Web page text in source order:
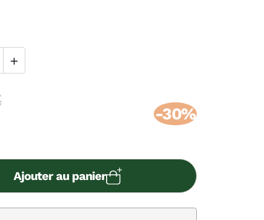

-30%
Ajouter au panier